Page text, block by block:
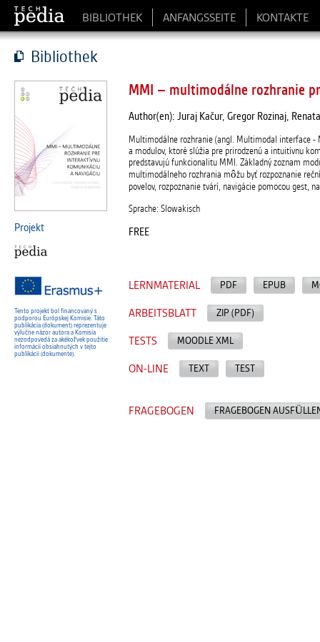
BIBLIOTHEK ANFANGSSEITE KONTAKTE
Bibliothek
Projekt
Tento projekt bol financovaný s
podporou Európskej Komisie. Táto
publikácia (dokument) reprezentuje
výlučne názor autora a Komisia
nezodpovedá za akékoľvek použitie
informácií obsiahnutých v tejto
publikácii (dokumente).
MMI – multimodálne rozhranie
Author(en): Juraj Kačur, Gregor Rozinaj,
Multimodálne rozhranie (angl. Multimodal interface -
a modulov, ktoré slúžia pre prirodzenú a intuitívnu
predstavujú funkcionalitu MMI. Základný zoznam
multimodálneho rozhrania môžu byť rozpoznanie
povelov, rozpoznanie tvárí, navigácie pomocou gest,
Sprache: Slowakisch
FREE
LERNMATERIAL PDF EPUB
ARBEITSBLATT ZIP (PDF)
TESTS MOODLE XML
ON-LINE TEXT TEST
FRAGEBOGEN FRAGEBOGEN